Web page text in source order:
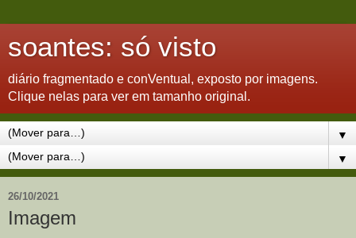
soantes: só visto
diário fragmentado e conVentual, exposto por imagens.
Clique nelas para ver em tamanho original.
▼
▼
26/10/2021
Imagem